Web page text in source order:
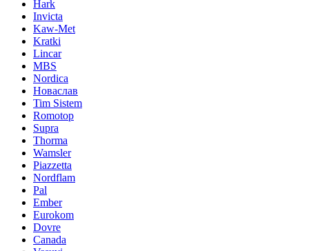
Hark
Invicta
Kaw-Met
Kratki
Lincar
MBS
Nordica
Новаслав
Tim Sistem
Romotop
Supra
Thorma
Wamsler
Piazzetta
Nordflam
Pal
Ember
Eurokom
Dovre
Canada